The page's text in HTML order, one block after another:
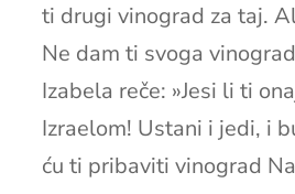
ti drugi vinograd za taj.
Ne dam ti svoga
Izabela reče: »Jesi li ti
Izraelom! Ustani i jedi, i
ću ti pribaviti vinograd